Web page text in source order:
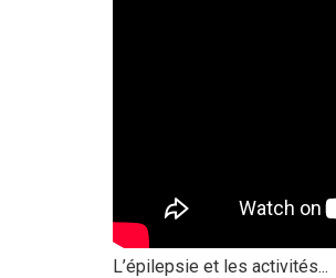
L’épilepsie et les activités...